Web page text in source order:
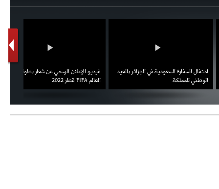
السعودية في الجزائر بالعيد
للمملكة
فيديو الإعلان الرسمي عن شعار بطولة كأس